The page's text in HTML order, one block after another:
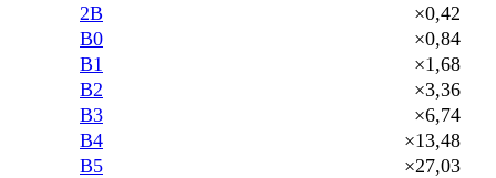
2B
×0,42
B0
×0,84
B1
×1,68
B2
×3,36
B3
×6,74
B4
×13,48
B5
×27,03